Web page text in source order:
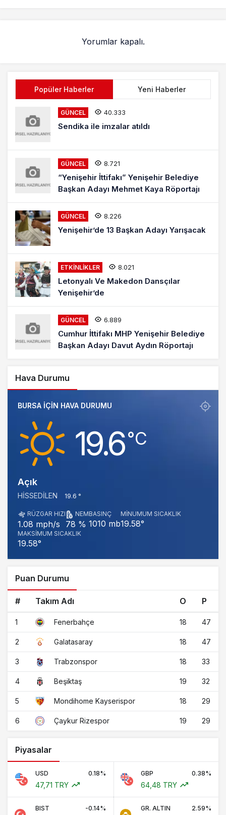
Yorumlar kapalı.
Popüler Haberler Yeni Haberler
GÜNCEL 40.333
Sendika ile imzalar atıldı
GÜNCEL 8.721
“Yenişehir İttifakı” Yenişehir Belediye
Başkan Adayı Mehmet Kaya Röportajı
GÜNCEL 8.226
Yenişehir’de 13 Başkan Adayı Yarışacak
ETKINLIKLER 8.021
Letonyalı Ve Makedon Dansçılar
Yenişehir’de
GÜNCEL 6.889
Cumhur İttifakı MHP Yenişehir Belediye
Başkan Adayı Davut Aydın Röportajı
Hava Durumu
BURSA IÇIN HAVA DURUMU
19.6‎°C
Açık
HISSEDILEN 19.6 °
RÜZGAR HIZI
1.08 mph/s
NEM
78 %
BASINÇ
1010 mb
MINUMUM SICAKLIK
19.58°
MAKSIMUM SICAKLIK
19.58°
Puan Durumu
# Takım Adı O P
1 Fenerbahçe 18 47
2 Galatasaray 18 47
3 Trabzonspor 18 33
4 Beşiktaş 19 32
5 Mondihome Kayserispor 18 29
6 Çaykur Rizespor 19 29
Piyasalar
USD 0.18%
47,71 TRY
GBP 0.38%
64,48 TRY
BIST -0.14% GR. ALTIN 2.59%